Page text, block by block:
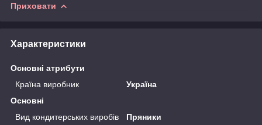
Приховати
Характеристики
Основні атрибути
Країна виробник
Україна
Основні
Вид кондитерських виробів
Пряники